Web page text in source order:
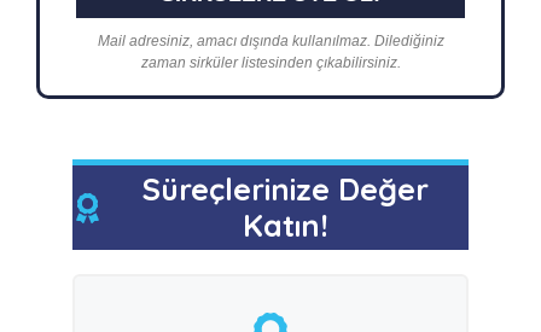
Mail adresiniz, amacı dışında kullanılmaz. Dilediğiniz
zaman sirküler listesinden çıkabilirsiniz.
Süreçlerinize Değer
Katın!